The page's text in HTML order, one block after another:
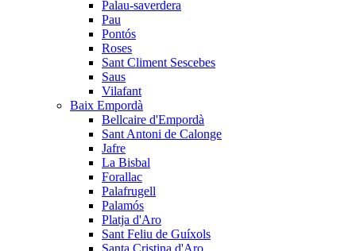
Palau-saverdera
Pau
Pontós
Roses
Sant Climent Sescebes
Saus
Vilafant
Baix Empordà
Bellcaire d'Empordà
Sant Antoni de Calonge
Jafre
La Bisbal
Forallac
Palafrugell
Palamós
Platja d'Aro
Sant Feliu de Guíxols
Santa Cristina d'Aro